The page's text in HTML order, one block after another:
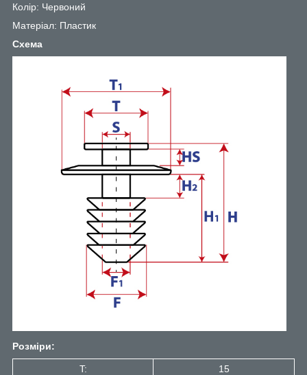
Колір: Червоний
Матеріал: Пластик
Схема
Розміри:
T:
15